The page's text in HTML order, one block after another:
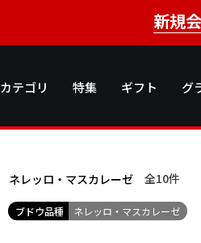
新規
カテゴリ 特集 ギフト グ
ネレッロ・マスカレーゼ 全10件
ブドウ品種 ネレッロ・マスカレーゼ